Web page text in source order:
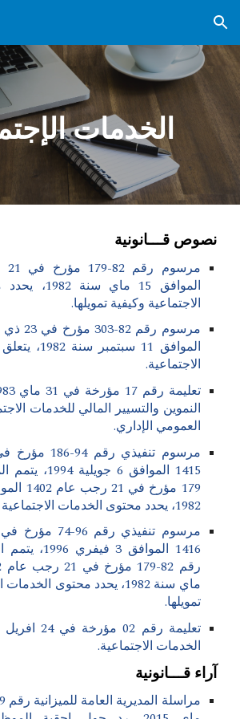
Skip to navigation
الخدمات
نصوص قـــانونية
الموافق 15
الاجتماعية وكيفية تمويلها.
الموافق 11
الاجتماعية.
النموين والتسيير المالي للخدمات
العمومي الإداري.
1982، يحدد محتوى الخدمات الاجتماعية وكيفية تمويلها.
1416 الموافق
ماي سنة 1982، يحدد محتوى
تمويلها.
الخدمات الاجتماعية.
آراء قـــانونية